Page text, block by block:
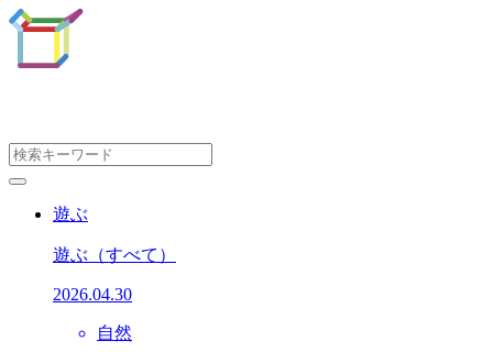
遊ぶ
遊ぶ （すべて）
2026.04.30
自然